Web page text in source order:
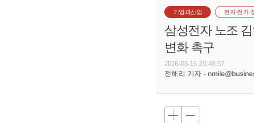
기업과산업 전자·전기·
삼성전자 노조
변화 촉구
2026-05-15 20:48:57
전해리 기자 -